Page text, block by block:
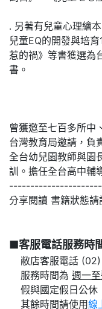
․ 另著有兒童心理繪
兒童EQ的開發與培
惹的禍》等書獲選為
書。
曾獲邀至七百多所中
台灣教育局邀請，負
全台幼兒園教師與園
訓。擔任全台高中輔
分享閱讀 書籍狀態請
■客服電話服務時
敝店客服電話
服務時間為 週一
假與國定假日公休
其餘時間請使用線